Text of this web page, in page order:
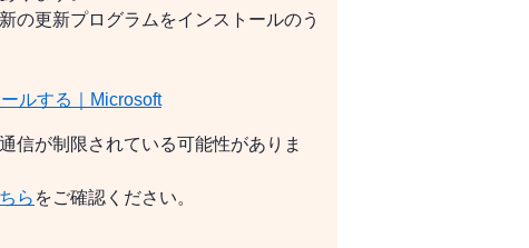
の更新プログラムをインストールのう
ルする｜Microsoft
信が制限されている可能性がありま
ら をご確認ください。